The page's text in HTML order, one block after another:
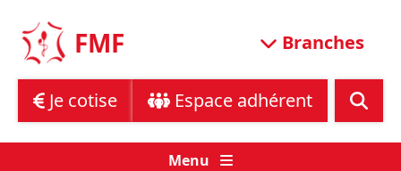
content
FMF Branches
Je cotise Espace adhérent
Menu